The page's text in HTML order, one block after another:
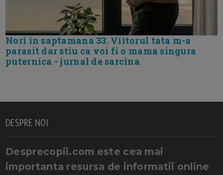
Nori in saptamana 33. Viitorul tata m-a
parasit dar stiu ca voi fi o mama singura
puternica - jurnal de sarcina
DESPRE NOI
Desprecopii.com este cea mai
importanta resursa de informatii online